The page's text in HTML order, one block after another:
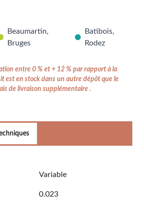
Beaumartin,
Bruges
Batibois,
Rodez
entre 0 % et + 12 % par rapport à la
est en stock dans un autre dépôt que le
de livraison supplémentaire .
Variable
0.023